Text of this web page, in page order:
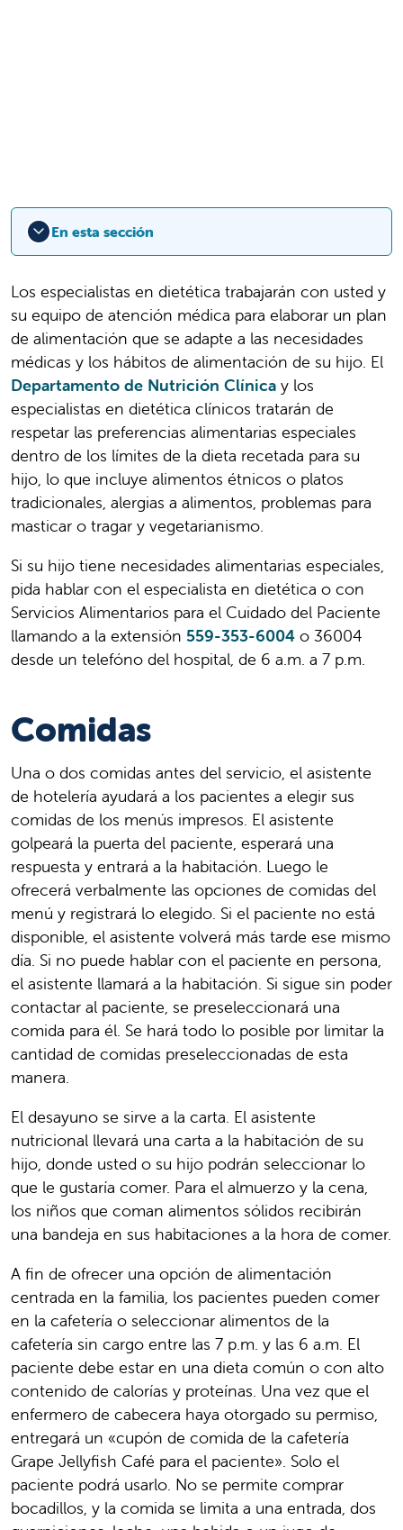
En esta sección
Los especialistas en dietética trabajarán con usted y
su equipo de atención médica para elaborar un plan
de alimentación que se adapte a las necesidades
médicas y los hábitos de alimentación de su hijo. El
Departamento de Nutrición Clínica y los
especialistas en dietética clínicos tratarán de
respetar las preferencias alimentarias especiales
dentro de los límites de la dieta recetada para su
hijo, lo que incluye alimentos étnicos o platos
tradicionales, alergias a alimentos, problemas para
masticar o tragar y vegetarianismo.
Si su hijo tiene necesidades alimentarias especiales,
pida hablar con el especialista en dietética o con
Servicios Alimentarios para el Cuidado del Paciente
llamando a la extensión 559-353-6004 o 36004
desde un telefóno del hospital, de 6 a.m. a 7 p.m.
Comidas
Una o dos comidas antes del servicio, el asistente
de hotelería ayudará a los pacientes a elegir sus
comidas de los menús impresos. El asistente
golpeará la puerta del paciente, esperará una
respuesta y entrará a la habitación. Luego le
ofrecerá verbalmente las opciones de comidas del
menú y registrará lo elegido. Si el paciente no está
disponible, el asistente volverá más tarde ese mismo
día. Si no puede hablar con el paciente en persona,
el asistente llamará a la habitación. Si sigue sin poder
contactar al paciente, se preseleccionará una
comida para él. Se hará todo lo posible por limitar la
cantidad de comidas preseleccionadas de esta
manera.
El desayuno se sirve a la carta. El asistente
nutricional llevará una carta a la habitación de su
hijo, donde usted o su hijo podrán seleccionar lo
que le gustaría comer. Para el almuerzo y la cena,
los niños que coman alimentos sólidos recibirán
una bandeja en sus habitaciones a la hora de comer.
A fin de ofrecer una opción de alimentación
centrada en la familia, los pacientes pueden comer
en la cafetería o seleccionar alimentos de la
cafetería sin cargo entre las 7 p.m. y las 6 a.m. El
paciente debe estar en una dieta común o con alto
contenido de calorías y proteínas. Una vez que el
enfermero de cabecera haya otorgado su permiso,
entregará un «cupón de comida de la cafetería
Grape Jellyfish Café para el paciente». Solo el
paciente podrá usarlo. No se permite comprar
bocadillos, y la comida se limita a una entrada, dos